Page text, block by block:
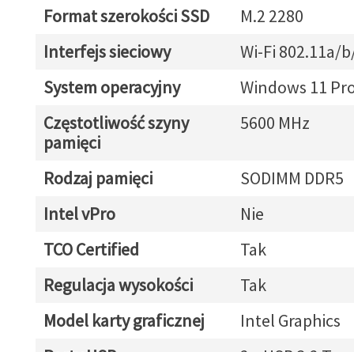
Format szerokości SSD
M.2 2280
Interfejs sieciowy
Wi-Fi 802.11a/
System operacyjny
Windows 11
Częstotliwość szyny
pamięci
5600 MHz
Rodzaj pamięci
SODIMM DDR5
Intel vPro
Nie
TCO Certified
Tak
Regulacja wysokości
Tak
Model karty graficznej
Intel Graphics